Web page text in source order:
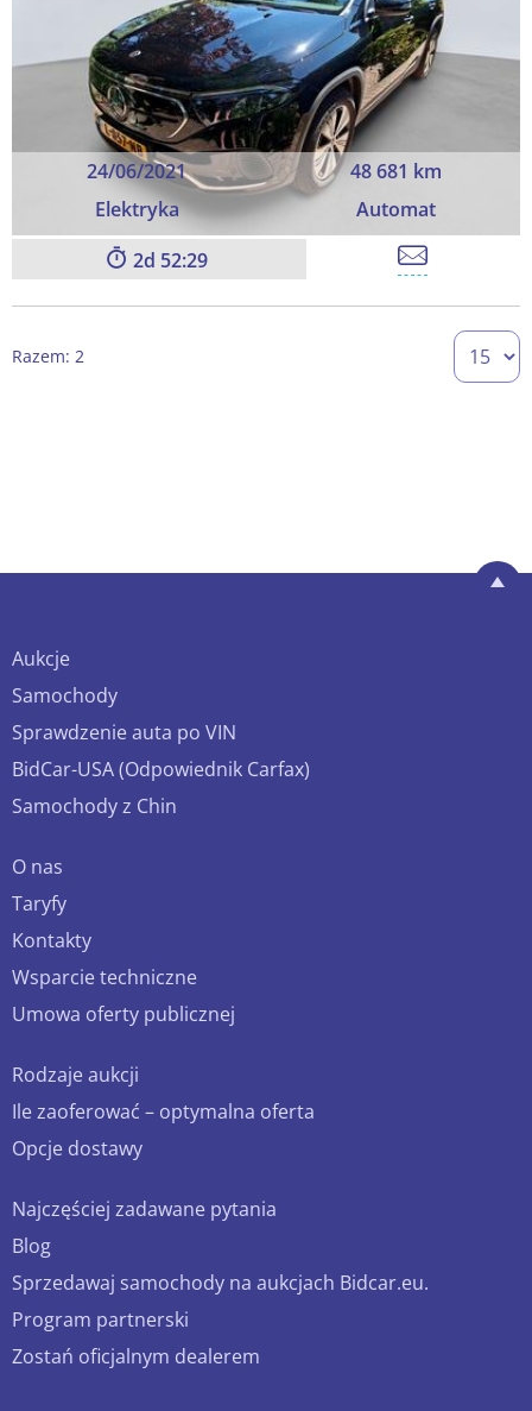
24/06/2021
48 681 km
Elektryka
Automat
2 52:29
Razem: 2
Aukcje
Samochody
Sprawdzenie auta po VIN
BidCar-USA (Odpowiednik Carfax)
Samochody z Chin
O nas
Taryfy
Kontakty
Wsparcie techniczne
Umowa oferty publicznej
Rodzaje aukcji
Ile zaoferować – optymalna oferta
Opcje dostawy
Najczęściej zadawane pytania
Blog
Sprzedawaj samochody na aukcjach Bidcar.eu.
Program partnerski
Zostań oficjalnym dealerem